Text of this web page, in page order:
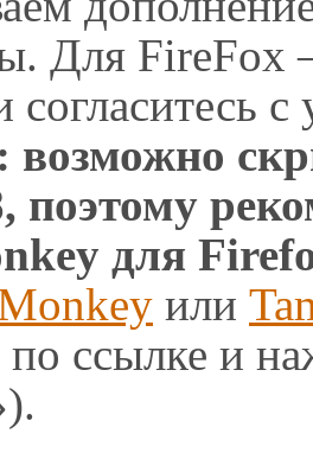
Для
согласитесь
возможно
поэтому
для
или
по ссылке и